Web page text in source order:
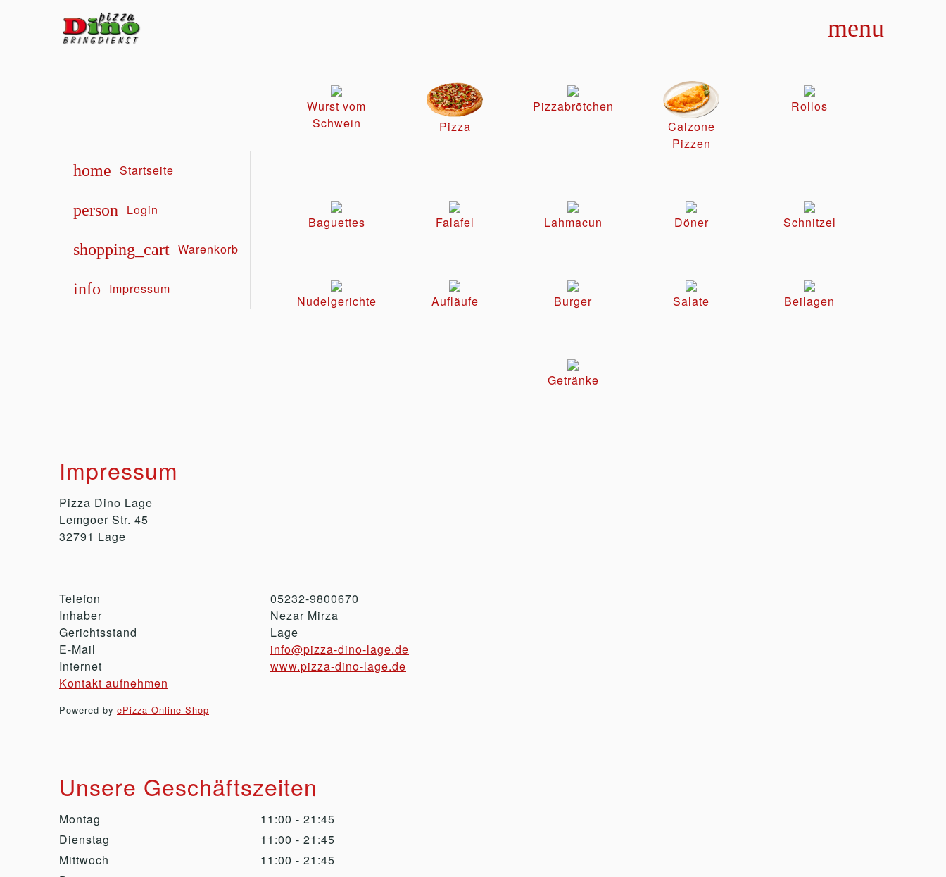
menu
home Startseite
person Login
shopping_cart Warenkorb
info Impressum
Wurst vom
Schwein
Pizza
Pizzabrötchen
Calzone
Pizzen
Rollos
Baguettes Falafel Lahmacun Döner Schnitzel
Nudelgerichte Aufläufe Burger Salate Beilagen
Getränke
Impressum
Pizza Dino Lage
Lemgoer Str. 45
32791 Lage
Telefon
05232-9800670
Inhaber
Nezar Mirza
Gerichtsstand
Lage
E-Mail
info@pizza-dino-lage.de
Internet
www.pizza-dino-lage.de
Kontakt aufnehmen
Powered by ePizza Online Shop
Unsere Geschäftszeiten
Montag
11:00 - 21:45
Dienstag
11:00 - 21:45
Mittwoch
11:00 - 21:45